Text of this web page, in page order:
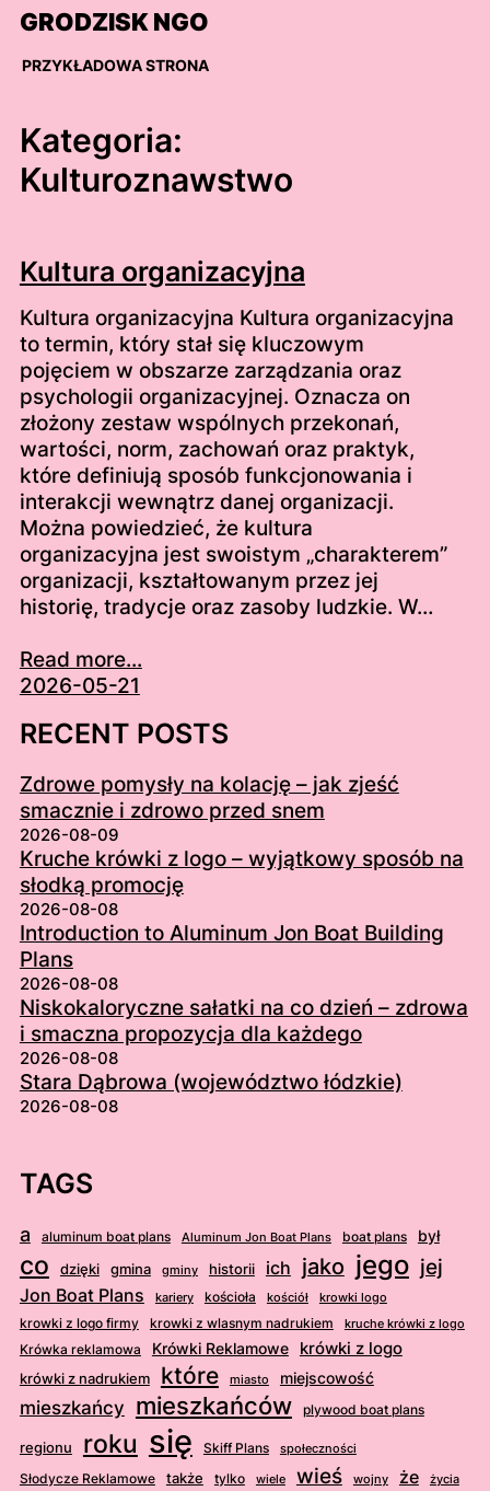
Skip
content
GRODZISK NGO
PRZYKŁADOWA STRONA
Kategoria:
Kulturoznawstwo
Kultura organizacyjna
Kultura organizacyjna Kultura organizacyjna
to termin, który stał się kluczowym
pojęciem w obszarze zarządzania oraz
psychologii organizacyjnej. Oznacza on
złożony zestaw wspólnych przekonań,
wartości, norm, zachowań oraz praktyk,
które definiują sposób funkcjonowania i
interakcji wewnątrz danej organizacji.
Można powiedzieć, że kultura
organizacyjna jest swoistym „charakterem”
organizacji, kształtowanym przez jej
historię, tradycje oraz zasoby ludzkie. W…
Read more...
2026-05-21
RECENT POSTS
Zdrowe pomysły na kolację – jak zjeść
smacznie i zdrowo przed snem
2026-08-09
Kruche krówki z logo – wyjątkowy sposób na
słodką promocję
2026-08-08
Introduction to Aluminum Jon Boat Building
Plans
2026-08-08
Niskokaloryczne sałatki na co dzień – zdrowa
i smaczna propozycja dla każdego
2026-08-08
Stara Dąbrowa (województwo łódzkie)
2026-08-08
TAGS
a aluminum boat plans Aluminum Jon Boat Plans boat plans był
co dzięki gmina gminy historii ich jako jego jej
Jon Boat Plans kariery kościoła kościół krowki logo
krowki z logo firmy krowki z wlasnym nadrukiem kruche krówki z logo
Krówka reklamowa Krówki Reklamowe krówki z logo
krówki z nadrukiem które miasto miejscowość
mieszkańcy mieszkańców plywood boat plans
regionu roku się Skiff Plans społeczności
Słodycze Reklamowe także tylko wiele wieś wojny że życia